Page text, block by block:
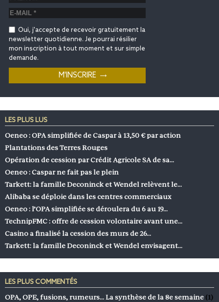
Oui, j'accepte de recevoir gratuitement la
newsletter quotidienne. Je pourrai résilier
mon inscription à tout moment et sur simple
demande.
LES PLUS LUS
Oeneo : OPA simplifiée de Caspar à 13,50 € par action
Plantations des Terres Rouges
Opération de cession par Crédit Agricole SA de sa…
Oeneo : Caspar ne fait pas le plein
Tarkett: la famille Deconinck et Wendel relèvent le…
Alibaba se déploie dans les centres commerciaux
Oeneo : l’OPA simplifiée se déroulera du 6 au 19…
TechnipFMC : offre de cession volontaire avant une…
Casino a finalisé la cession des murs de 26…
Tarkett: la famille Deconinck et Wendel envisagent…
LES PLUS COMMENTÉS
OPA, OPE, fusions, rumeurs… La synthèse de la 8e semaine (1)